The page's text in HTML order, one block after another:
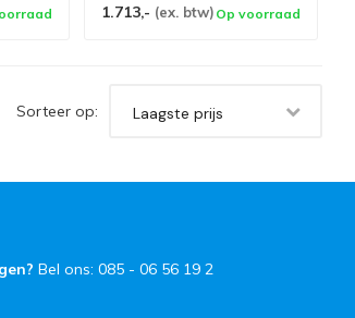
1.713,- (ex. btw) Op voorraad
Sorteer op: Laagste prijs
Bel ons: 085 - 06 56 19 2